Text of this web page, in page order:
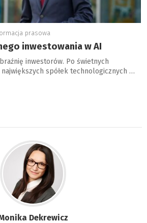
prasowa
inwestowania w AI
inwestorów. Po świetnych
spółek technologicznych …
Dekrewicz